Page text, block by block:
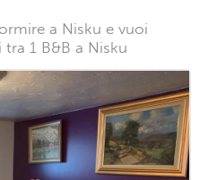
a Nisku e vuoi
tra 1 B&B a Nisku